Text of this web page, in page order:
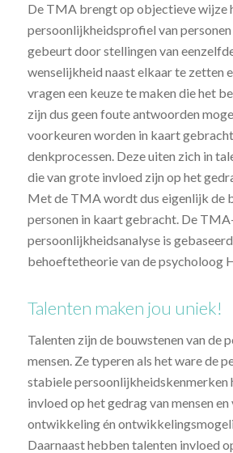
De TMA brengt op objectieve wijze
persoonlijkheidsprofiel van
gebeurt door stellingen van
wenselijkheid naast elkaar te zetten
vragen een keuze te maken die het
zijn dus geen foute antwoorden
voorkeuren worden in kaart
denkprocessen. Deze uiten zich in
die van grote invloed zijn op het
Met de TMA wordt dus eigenlijk de
personen in kaart gebracht. De
persoonlijkheidsanalyse is
behoeftetheorie van de psycholoog
Talenten maken jou uniek!
Talenten zijn de bouwstenen van de
mensen. Ze typeren als het ware de
stabiele persoonlijkheidskenmerken
invloed op het gedrag van mensen en
ontwikkeling én
Daarnaast hebben talenten invloed